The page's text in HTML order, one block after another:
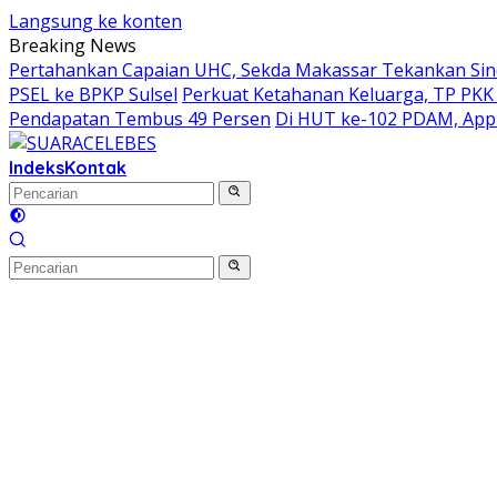
Langsung ke konten
Breaking News
Pertahankan Capaian UHC, Sekda Makassar Tekankan
PSEL ke BPKP Sulsel Perkuat Ketahanan Keluarga, TP
Pendapatan Tembus 49 Persen Di HUT ke-102 PDAM,
IndeksKontak